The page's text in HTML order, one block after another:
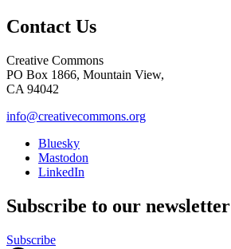
Contact Us
Creative Commons
PO Box 1866, Mountain View,
CA 94042
info@creativecommons.org
Bluesky
Mastodon
LinkedIn
Subscribe to our newsletter
Subscribe